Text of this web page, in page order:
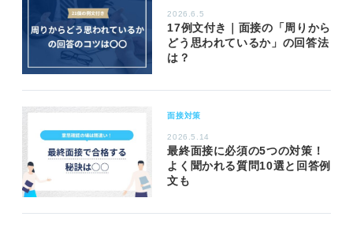
2026.6.5
17例文付き｜面接の「周りから
どう思われているか」の回答法
は？
面接対策
2026.5.14
最終面接に必須の5つの対策！
よく聞かれる質問10選と回答例
文も